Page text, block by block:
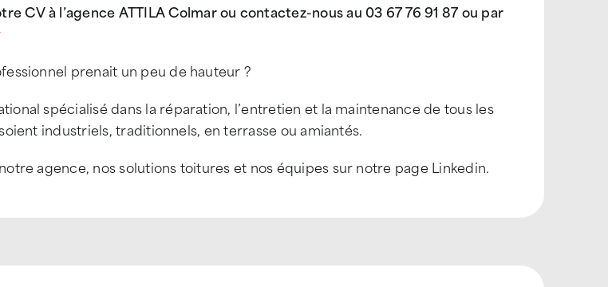
CV à l’agence ATTILA Colmar ou contactez-nous au 03 67 76 91 87 ou par
prenait un peu de hauteur ?
spécialisé dans la réparation, l’entretien et la maintenance de tous les
industriels, traditionnels, en terrasse ou amiantés.
agence, nos solutions toitures et nos équipes sur notre page Linkedin.